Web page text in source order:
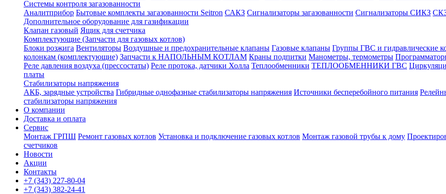
Системы контроля загазованности
Аналитприбор Бытовые комплекты загазованности Seitron САКЗ Сигнализаторы загазованности Сигнализаторы СИКЗ
Дополнительное оборудование для газификации
Клапан газовый Ящик для счетчика
Комплектующие (Запчасти для газовых котлов)
Блоки розжига Вентиляторы Воздушные и предохранительные клапаны Газовые клапаны Группы ГВС и гидравлические
колонкам (комплектующие) Запчасти к НАПОЛЬНЫМ КОТЛАМ Краны подпитки Манометры, термометры
Реле давления воздуха (прессостаты) Реле протока, датчики Холла Теплообменники ТЕПЛООБМЕННИКИ ГВС
платы
Стабилизаторы напряжения
АКБ, зарядные устройства Гибридные однофазные стабилизаторы напряжения Источники бесперебойного питания
стабилизаторы напряжения
О компании
Доставка и оплата
Сервис
Монтаж ГРПШ Ремонт газовых котлов Установка и подключение газовых котлов Монтаж газовой трубы к дому
счетчиков
Новости
Акции
Контакты
+7 (343) 227-80-04
+7 (343) 382-24-41